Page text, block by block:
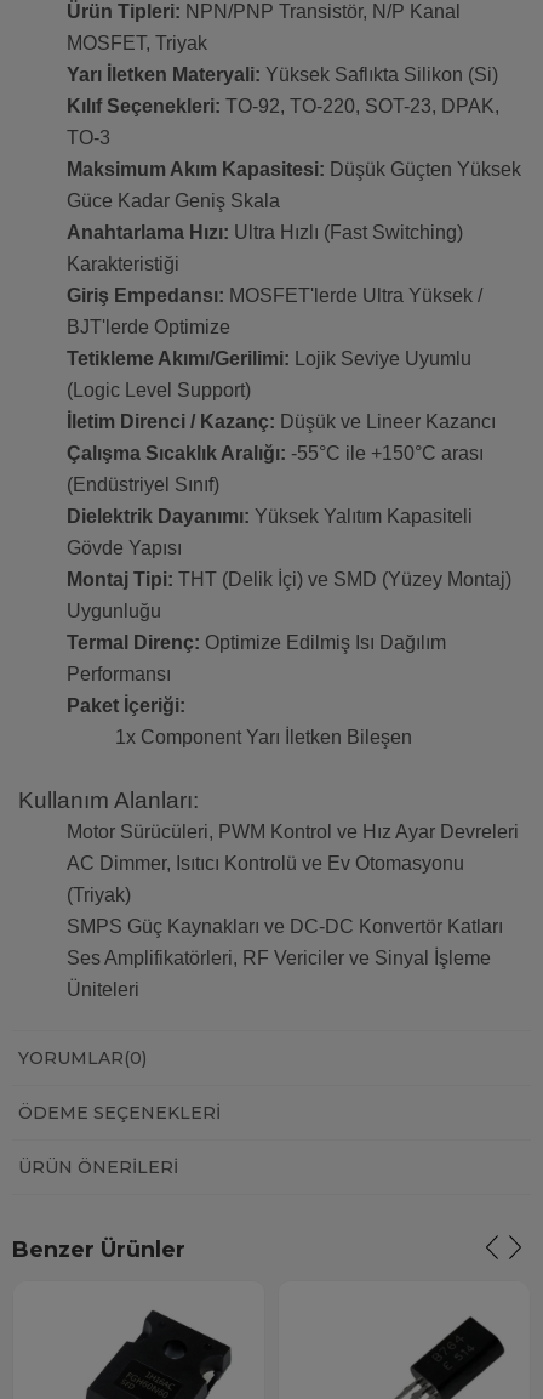
Ürün Tipleri: NPN/PNP Transistör, N/P Kanal
MOSFET, Triyak
Yarı İletken Materyali: Yüksek Saflıkta Silikon (Si)
Kılıf Seçenekleri: TO-92, TO-220, SOT-23, DPAK,
TO-3
Maksimum Akım Kapasitesi: Düşük Güçten Yüksek
Güce Kadar Geniş Skala
Anahtarlama Hızı: Ultra Hızlı (Fast Switching)
Karakteristiği
Giriş Empedansı: MOSFET'lerde Ultra Yüksek /
BJT'lerde Optimize
Tetikleme Akımı/Gerilimi: Lojik Seviye Uyumlu
(Logic Level Support)
İletim Direnci / Kazanç: Düşük ve Lineer Kazancı
Çalışma Sıcaklık Aralığı: -55°C ile +150°C arası
(Endüstriyel Sınıf)
Dielektrik Dayanımı: Yüksek Yalıtım Kapasiteli
Gövde Yapısı
Montaj Tipi: THT (Delik İçi) ve SMD (Yüzey Montaj)
Uygunluğu
Termal Direnç: Optimize Edilmiş Isı Dağılım
Performansı
Paket İçeriği:
1x Component Yarı İletken Bileşen
Kullanım Alanları:
Motor Sürücüleri, PWM Kontrol ve Hız Ayar Devreleri
AC Dimmer, Isıtıcı Kontrolü ve Ev Otomasyonu
(Triyak)
SMPS Güç Kaynakları ve DC-DC Konvertör Katları
Ses Amplifikatörleri, RF Vericiler ve Sinyal İşleme
Üniteleri
YORUMLAR(0)
ÖDEME SEÇENEKLERI
ÜRÜN ÖNERILERI
Benzer Ürünler